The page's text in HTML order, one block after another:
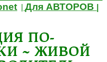
|Для АВТОРОВ
ПО-
~ ЖИВОЙ